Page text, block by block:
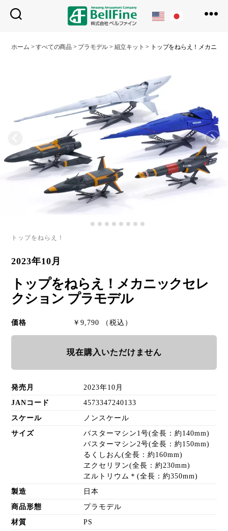
フ
ホーム >すべての商品 > プラモデル > 組立キット > トップをねらえ！メカニッ
トップをねらえ！
2023年10月
トップをねらえ！メカニックセレ
クション プラモデル
価格 ￥9,790 （税込）
現在購入いただけません
発売月 2023年10月
JANコード 4573347240133
スケール ノンスケール
サイズ
バスターマシン1号(全長：約140mm)
バスターマシン2号(全長：約150mm)
るくしおん(全長：約160mm)
ヱクセリヲン(全長：約230mm)
ヱルトリウム＊(全長：約350mm)
製造 日本
商品形態 プラモデル
材質 PS